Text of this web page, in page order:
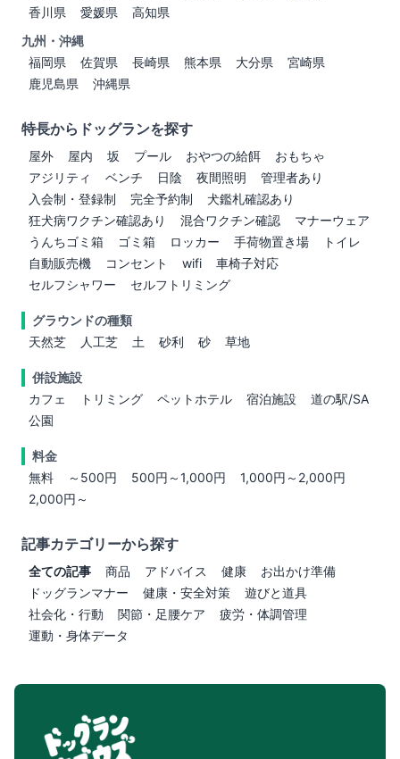
香川県
愛媛県
高知県
九州・沖縄
福岡県
佐賀県 長崎県 熊本県 大分県
宮崎県
鹿児島県
沖縄県
特長からドッグランを探す
屋外 屋内 坂 プール おやつの給餌
おもちゃ
アジリティ
ベンチ 日陰 夜間照明
管理者あり
入会制・登録制
完全予約制
犬鑑札確認あり
狂犬病ワクチン確認あり
混合ワクチン確認
マナーウェア
うんちゴミ箱
ゴミ箱 ロッカー 手荷物置き場
トイレ
自動販売機
コンセント wifi
車椅子対応
セルフシャワー
セルフトリミング
グラウンドの種類
天然芝
人工芝 土 砂利 砂 草地
併設施設
カフェ
トリミング ペットホテル 宿泊施設
道の駅/SA
公園
料金
無料
～500円 500円～1,000円
1,000円～2,000円
2,000円～
記事カテゴリーから探す
全ての記事 商品 アドバイス 健康
お出かけ準備
ドッグランマナー
健康・安全対策
遊びと道具
社会化・行動
関節・足腰ケア
疲労・体調管理
運動・身体データ